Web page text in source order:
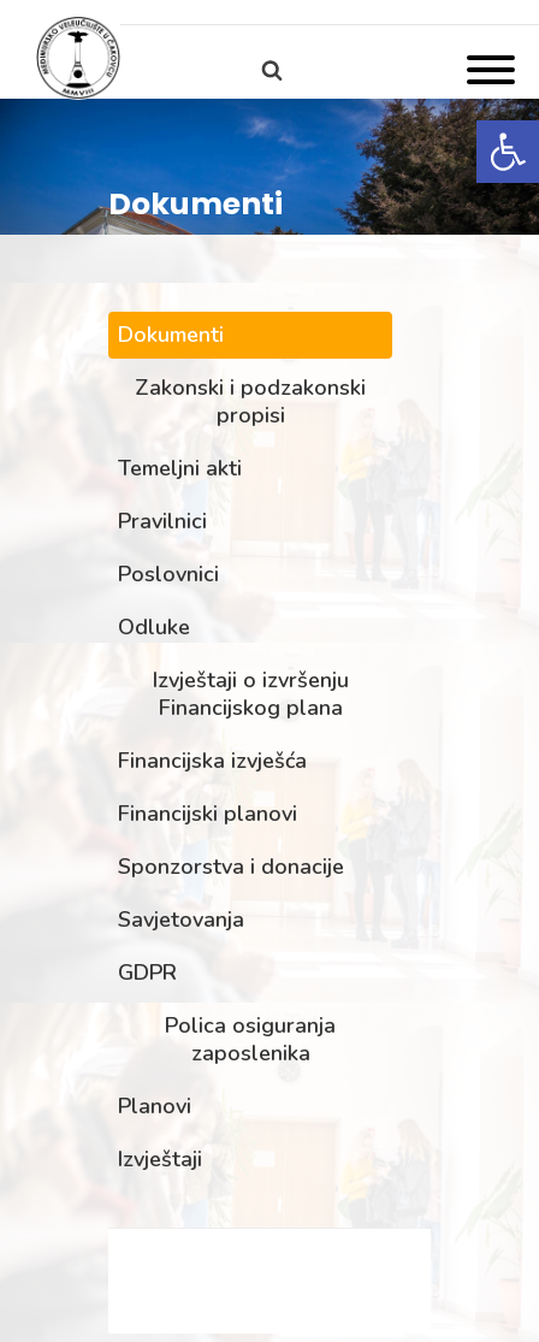
Dokumenti
Dokumenti
Zakonski i podzakonski
propisi
Temeljni akti
Pravilnici
Poslovnici
Odluke
Izvještaji o izvršenju
Financijskog plana
Financijska izvješća
Financijski planovi
Sponzorstva i donacije
Savjetovanja
GDPR
Polica osiguranja
zaposlenika
Planovi
Izvještaji